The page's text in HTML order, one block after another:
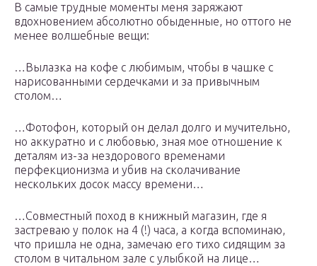
В самые трудные моменты меня заряжают
вдохновением абсолютно обыденные, но оттого не
менее волшебные вещи:
…Вылазка на кофе с любимым, чтобы в чашке с
нарисованными сердечками и за привычным
столом…
…Фотофон, который он делал долго и мучительно,
но аккуратно и с любовью, зная мое отношение к
деталям из-за нездорового временами
перфекционизма и убив на сколачивание
нескольких досок массу времени…
…Совместный поход в книжный магазин, где я
застреваю у полок на 4 (!) часа, а когда вспоминаю,
что пришла не одна, замечаю его тихо сидящим за
столом в читальном зале с улыбкой на лице…